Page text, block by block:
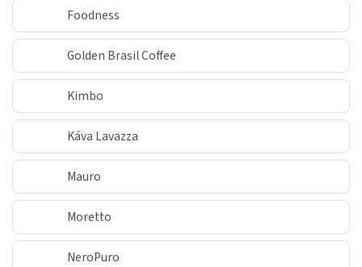
Foodness
Golden Brasil Coffee
Kimbo
Káva Lavazza
Mauro
Moretto
NeroPuro